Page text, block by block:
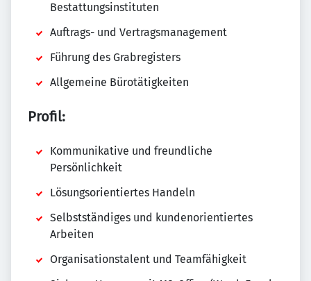
Bestattungsinstituten
Auftrags- und Vertragsmanagement
Führung des Grabregisters
Allgemeine Bürotätigkeiten
Profil:
Kommunikative und freundliche
Persönlichkeit
Lösungsorientiertes Handeln
Selbstständiges und kundenorientiertes
Arbeiten
Organisationstalent und Teamfähigkeit